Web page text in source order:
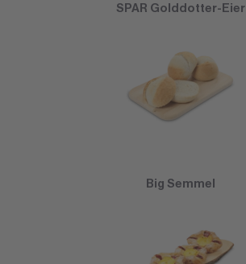
SPAR Golddotter-Eier
Big Semmel